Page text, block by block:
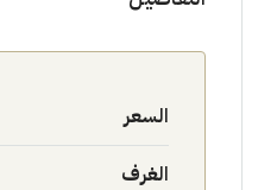
السعر
الغرف